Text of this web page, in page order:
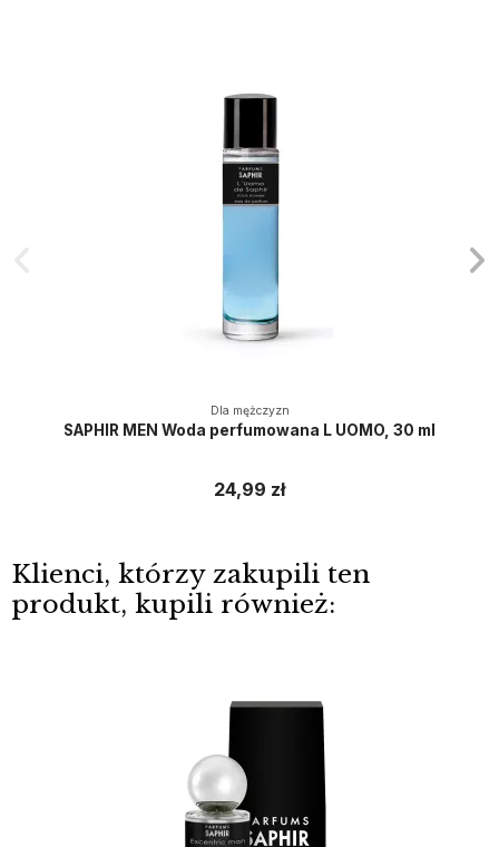
Dla mężczyzn
SAPHIR MEN Woda perfumowana L UOMO, 30 ml
24,99 zł
Klienci, którzy zakupili ten
produkt, kupili również: